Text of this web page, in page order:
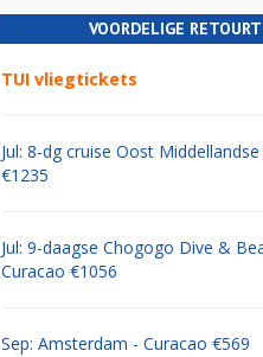
VOORDELIGE
TUI vliegtickets
Jul: 8-dg cruise Oost
€1235
Jul: 9-daagse Chogogo Dive &
Curacao €1056
Sep: Amsterdam - Curacao €569